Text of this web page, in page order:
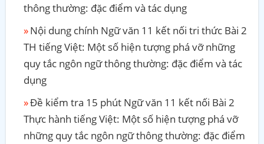
thông thường: đặc điểm và tác dụng
Nội dung chính Ngữ văn 11 kết nối tri thức Bài 2
TH tiếng Việt: Một số hiện tượng phá vỡ những
quy tắc ngôn ngữ thông thường: đặc điểm và tác
dụng
Đề kiểm tra 15 phút Ngữ văn 11 kết nối Bài 2
Thực hành tiếng Việt: Một số hiện tượng phá vỡ
những quy tắc ngôn ngữ thông thường: đặc điểm